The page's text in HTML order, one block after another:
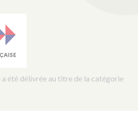
été délivrée au titre de la catégorie